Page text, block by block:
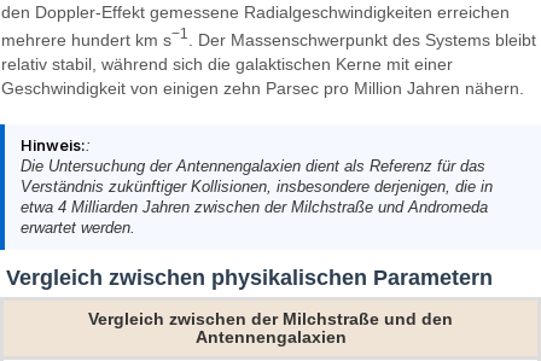
den Doppler-Effekt gemessene Radialgeschwindigkeiten erreichen
mehrere hundert km s−1
. Der Massenschwerpunkt des Systems bleibt
relativ stabil, während sich die galaktischen Kerne mit einer
Geschwindigkeit von einigen zehn Parsec pro Million Jahren nähern.
Hinweis::
Die Untersuchung der Antennengalaxien dient als Referenz für das
Verständnis zukünftiger Kollisionen, insbesondere derjenigen, die in
etwa 4 Milliarden Jahren zwischen der Milchstraße und Andromeda
erwartet werden.
Vergleich zwischen physikalischen Parametern
Vergleich zwischen der Milchstraße und den
Antennengalaxien